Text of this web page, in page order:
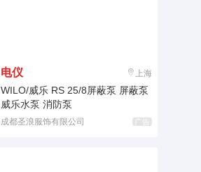
电仪 上海
WILO/威乐 RS 25/8屏蔽泵 屏蔽泵
威乐水泵 消防泵
成都圣浪服饰有限公司 广告